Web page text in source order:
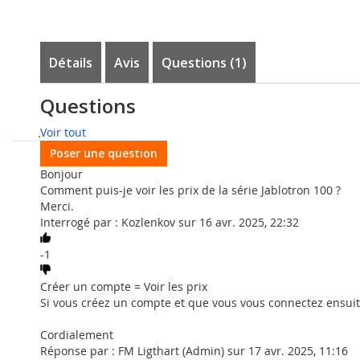
Détails
Système d'alarme incendie
Jablotron
À compter du 1er juillet 2022, il sera obligatoire d'installer
existe depuis un certain temps pour les maisons
existants.
L'introduction de cette nouvelle règle a pour objectif de
obligatoires dans chaque foyer. Mais quels détecteurs sont
Les détecteurs de fumée certifiés EN 54-5 et EN 54-7
sentiment de fiabilité.
Ce kit d'alarme incendie unique se compose d'une unité
GSM 4G et 3 détecteurs de fumée sans fil.
Le système d'alarme incendie Jablotron propose ici, une
Avis
Avis des clients
Questions 1
Questions
Voir tout
Poser une question
Bonjour
Comment puis-je voir les prix de la série Jablotron 100 ?
Merci.
Interrogé par : Kozlenkov sur 16 avr. 2025, 22:32
-1
Créer un compte = Voir les prix
Si vous créez un compte et que vous vous connectez
Cordialement
Réponse par : FM Ligthart (Admin) sur 17 avr. 2025, 11:16